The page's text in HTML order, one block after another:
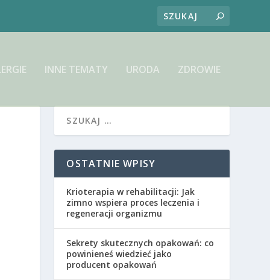
INNE TEMATY URODA ZDROWIE
OSTATNIE WPISY
Krioterapia w rehabilitacji: Jak
zimno wspiera proces leczenia i
regeneracji organizmu
Sekrety skutecznych opakowań: co
powinieneś wiedzieć jako
producent opakowań